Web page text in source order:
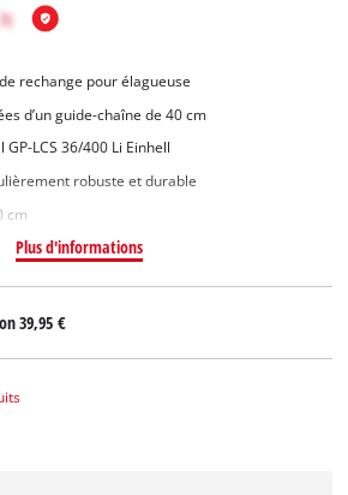
rechange pour élagueuse
d’un guide-chaîne de 40 cm
GP-LCS 36/400 Li Einhell
robuste et durable
cm
Plus d'informations
39,95 €